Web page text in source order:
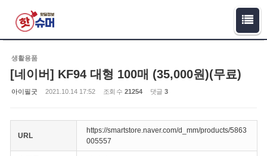
생활용품
[네이버] KF94 대형 100매 (35,000원)(무료)
아이필굿 2021.10.14 17:52 조회 수 21254 댓글 3
URL
https://smartstore.naver.com/d_mm/products/5863
005557